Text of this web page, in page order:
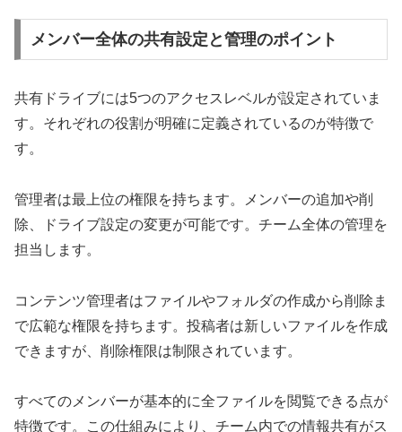
メンバー全体の共有設定と管理のポイント
共有ドライブには5つのアクセスレベルが設定されていま
す。それぞれの役割が明確に定義されているのが特徴で
す。
管理者は最上位の権限を持ちます。メンバーの追加や削
除、ドライブ設定の変更が可能です。チーム全体の管理を
担当します。
コンテンツ管理者はファイルやフォルダの作成から削除ま
で広範な権限を持ちます。投稿者は新しいファイルを作成
できますが、削除権限は制限されています。
すべてのメンバーが基本的に全ファイルを閲覧できる点が
特徴です。この仕組みにより、チーム内での情報共有がス